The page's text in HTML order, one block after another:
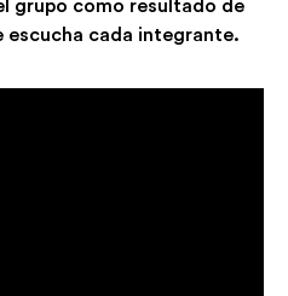
grupo como resultado de
escucha cada integrante.